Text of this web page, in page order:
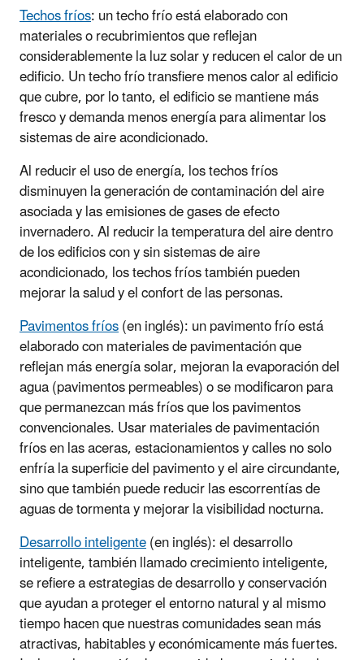
Techos fríos: un techo frío está elaborado con
materiales o recubrimientos que reflejan
considerablemente la luz solar y reducen el calor de un
edificio. Un techo frío transfiere menos calor al edificio
que cubre, por lo tanto, el edificio se mantiene más
fresco y demanda menos energía para alimentar los
sistemas de aire acondicionado.
Al reducir el uso de energía, los techos fríos
disminuyen la generación de contaminación del aire
asociada y las emisiones de gases de efecto
invernadero. Al reducir la temperatura del aire dentro
de los edificios con y sin sistemas de aire
acondicionado, los techos fríos también pueden
mejorar la salud y el confort de las personas.
Pavimentos fríos(en inglés): un pavimento frío está
elaborado con materiales de pavimentación que
reflejan más energía solar, mejoran la evaporación del
agua (pavimentos permeables) o se modificaron para
que permanezcan más fríos que los pavimentos
convencionales. Usar materiales de pavimentación
fríos en las aceras, estacionamientos y calles no solo
enfría la superficie del pavimento y el aire circundante,
sino que también puede reducir las escorrentías de
aguas de tormenta y mejorar la visibilidad nocturna.
Desarrollo inteligente(en inglés): el desarrollo
inteligente, también llamado crecimiento inteligente,
se refiere a estrategias de desarrollo y conservación
que ayudan a proteger el entorno natural y al mismo
tiempo hacen que nuestras comunidades sean más
atractivas, habitables y económicamente más fuertes.